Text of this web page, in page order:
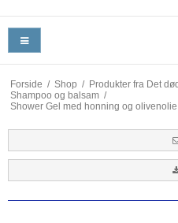
Forside / Shop / Produkter fra Det
Shampoo og balsam /
Shower Gel med honning og olivenolie